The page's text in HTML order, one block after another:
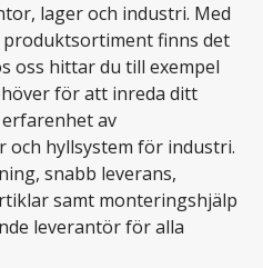
lager och industri. Med
finns det
oss hittar du till exempel
för att inreda ditt
av
och hyllsystem för industri.
snabb leverans,
samt monteringshjälp
leverantör för alla